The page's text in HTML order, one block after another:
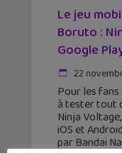
Le jeu
Boruto :
Google
22
Pour les fans
à tester tout
Ninja
iOS et
par Bandai